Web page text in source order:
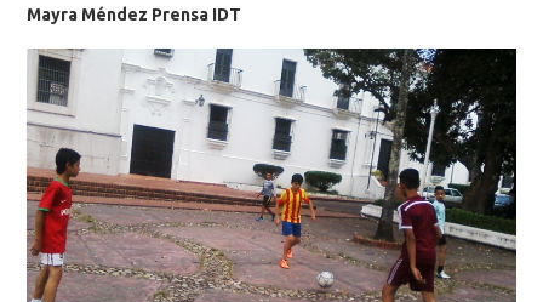
Mayra Méndez Prensa IDT